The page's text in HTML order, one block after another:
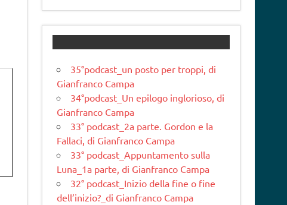
35°podcast_un posto per troppi, di
Gianfranco Campa
34°podcast_Un epilogo inglorioso, di
Gianfranco Campa
33° podcast_2a parte. Gordon e la
Fallaci, di Gianfranco Campa
33° podcast_Appuntamento sulla
Luna_1a parte, di Gianfranco Campa
32° podcast_Inizio della fine o fine
dell’inizio?_di Gianfranco Campa